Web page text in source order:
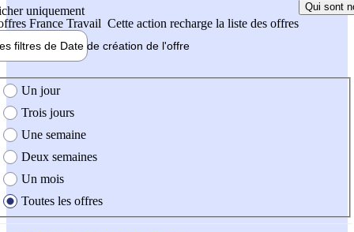
uniquement
France Travail Cette action recharge la liste des offres
Qui sont
filtres de Date de création de l'offre
création de l'offre
Un jour
Trois jours
Une semaine
Deux semaines
Un mois
Toutes les offres